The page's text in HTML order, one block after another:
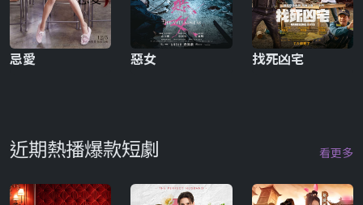
忌愛 惡女 找死凶宅
近期熱播爆款短劇 看更多